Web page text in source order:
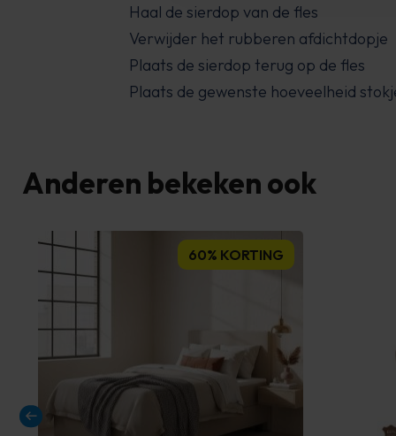
Haal de sierdop van de fles
Verwijder het rubberen afdichtdopje
Plaats de sierdop terug op de fles
Plaats de gewenste hoeveelheid
Anderen bekeken ook
60% KORTING